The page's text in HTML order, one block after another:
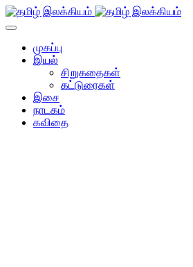
முகப்பு
இயல்
சிறுகதைகள்
கட்டுரைகள்
இசை
நாடகம்
கவிதை